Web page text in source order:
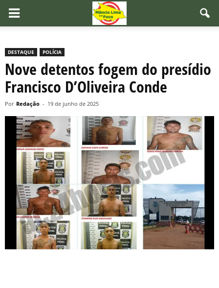
DESTAQUE POLÍCIA
Nove detentos fogem do presídio
Francisco D’Oliveira Conde
Por Redação - 19 de junho de 2025